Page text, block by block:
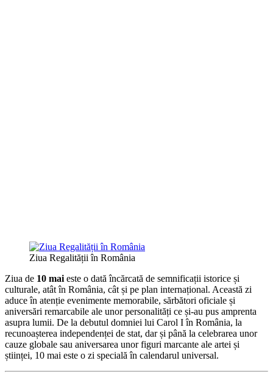
Ziua Regalității în România
Ziua de 10 mai este o dată încărcată de semnificații istorice și
culturale, atât în România, cât și pe plan internațional. Această zi
aduce în atenție evenimente memorabile, sărbători oficiale și
aniversări remarcabile ale unor personalități ce și-au pus amprenta
asupra lumii. De la debutul domniei lui Carol I în România, la
recunoașterea independenței de stat, dar și până la celebrarea unor
cauze globale sau aniversarea unor figuri marcante ale artei și
științei, 10 mai este o zi specială în calendarul universal.